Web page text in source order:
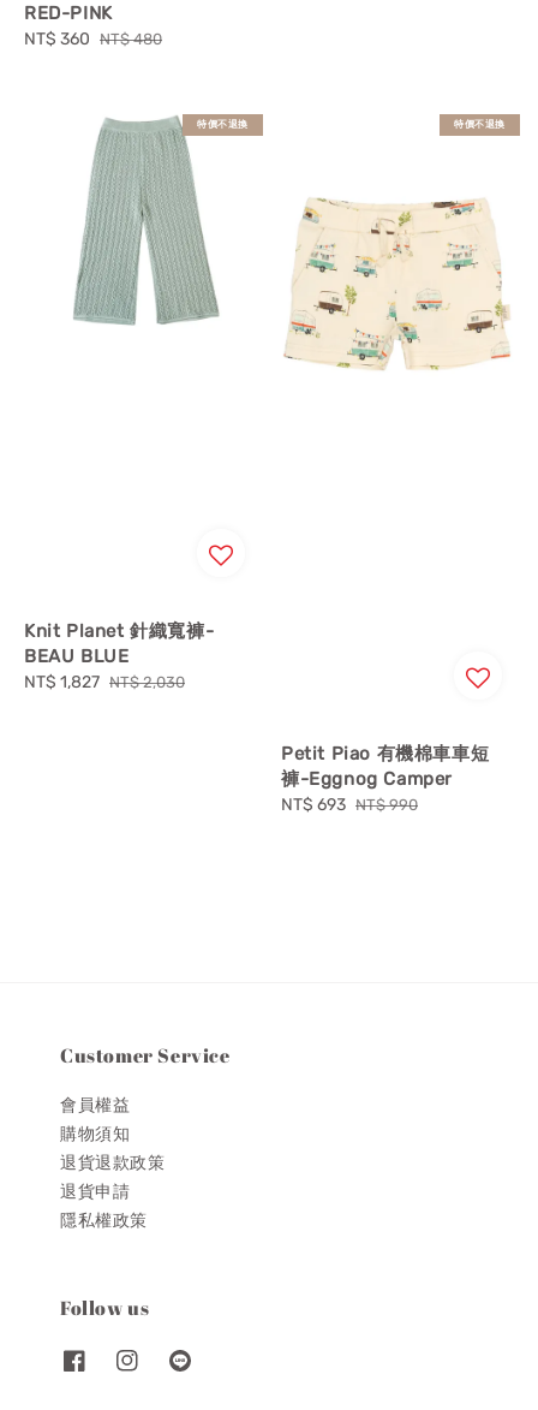
RED-PINK
Sale
NT$ 360 Regular
NT$ 480
特價不退換
Knit Planet 針織寬褲-
BEAU BLUE
Sale
NT$ 1,827 Regular
NT$ 2,030
特價不退換
Petit Piao 有機棉車車短
褲-Eggnog Camper
Sale
NT$ 693 Regular
NT$ 990
Customer Service
會員權益
購物須知
退貨退款政策
退貨申請
隱私權政策
Follow us